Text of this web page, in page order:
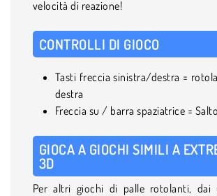
velocità di reazione!
CONTROLLI DI GIOCO
Tasti freccia sinistra/destra =
destra
Freccia su / barra spaziatrice = Salto
GIOCA A GIOCHI SIMILI A
3D
Per altri giochi di palle rotolanti, dai